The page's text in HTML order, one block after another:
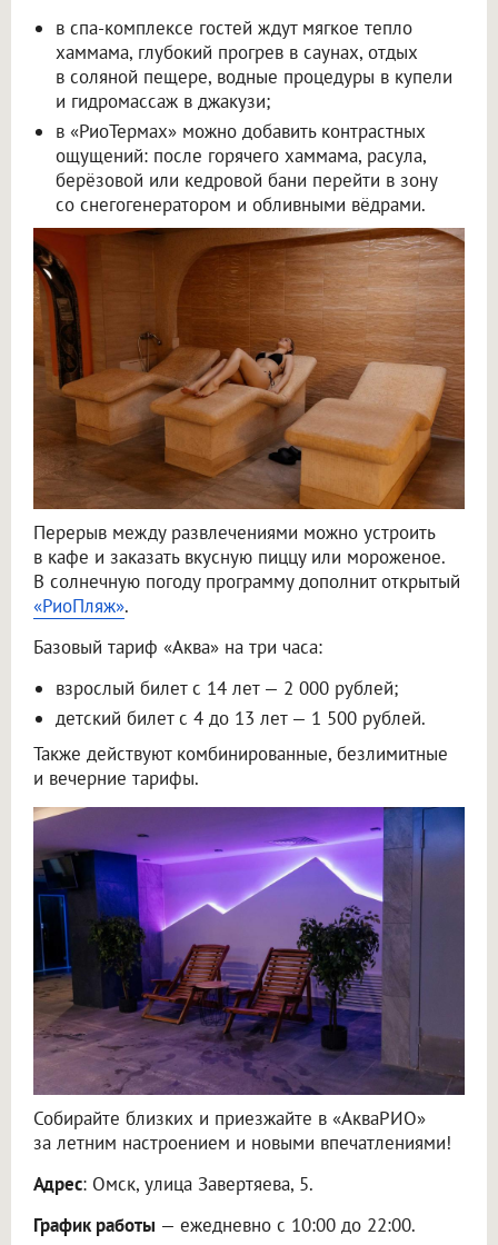
в спа-комплексе гостей ждут мягкое тепло
хаммама, глубокий прогрев в саунах, отдых
в соляной пещере, водные процедуры в купели
и гидромассаж в джакузи;
в «РиоТермах» можно добавить контрастных
ощущений: после горячего хаммама, расула,
берёзовой или кедровой бани перейти в зону
со снегогенератором и обливными вёдрами.
Перерыв между развлечениями можно устроить
в кафе и заказать вкусную пиццу или мороженое.
В солнечную погоду программу дополнит открытый
«РиоПляж».
Базовый тариф «Аква» на три часа:
взрослый билет с 14 лет — 2 000 рублей;
детский билет с 4 до 13 лет — 1 500 рублей.
Также действуют комбинированные, безлимитные
и вечерние тарифы.
Собирайте близких и приезжайте в «АкваРИО»
за летним настроением и новыми впечатлениями!
Адрес: Омск, улица Завертяева, 5.
График работы — ежедневно с 10:00 до 22:00.